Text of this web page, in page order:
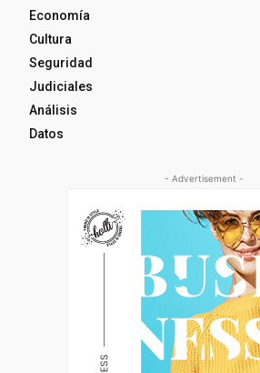
Economía
Cultura
Seguridad
Judiciales
Análisis
Datos
- Advertisement -